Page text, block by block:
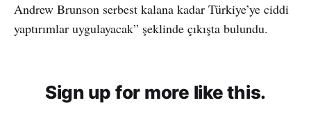
Andrew Brunson serbest kalana kadar Türkiye’ye ciddi
yaptırımlar uygulayacak” şeklinde çıkışta bulundu.
Sign up for more like this.